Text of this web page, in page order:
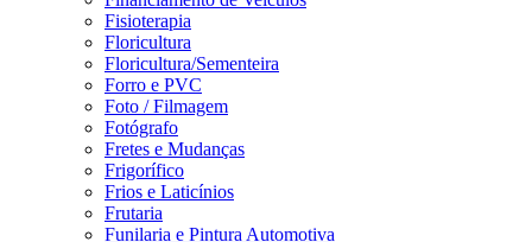
Fisioterapia
Floricultura
Floricultura/Sementeira
Forro e PVC
Foto / Filmagem
Fotógrafo
Fretes e Mudanças
Frigorífico
Frios e Laticínios
Frutaria
Funilaria e Pintura Automotiva